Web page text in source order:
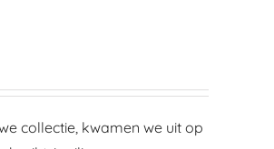
collectie, kwamen we uit op